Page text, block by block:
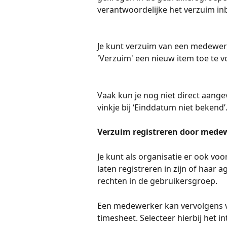
verantwoordelijke het verzuim
Je kunt verzuim van een
'Verzuim' een nieuw item toe te
Vaak kun je nog niet direct
vinkje bij ‘Einddatum niet
Verzuim registreren door
Je kunt als organisatie er ook
laten registreren in zijn of haar
rechten in de gebruikersgroep.
Een medewerker kan
timesheet. Selecteer hierbij het